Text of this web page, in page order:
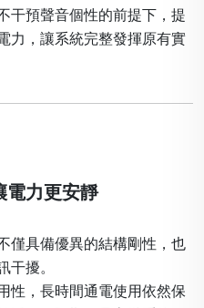
干預聲音個性的前提下，提
力，讓系統完整發揮原有實
電力更安靜
僅具備優異的結構剛性，也
干擾。
性，長時間通電使用依然保